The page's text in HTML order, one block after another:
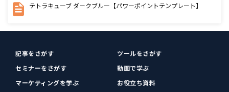
テトラキューブ ダークブルー【パワーポイントテンプレート】
記事をさがす
ツールをさがす
セミナーをさがす
動画で学ぶ
マーケティングを学ぶ
お役立ち資料